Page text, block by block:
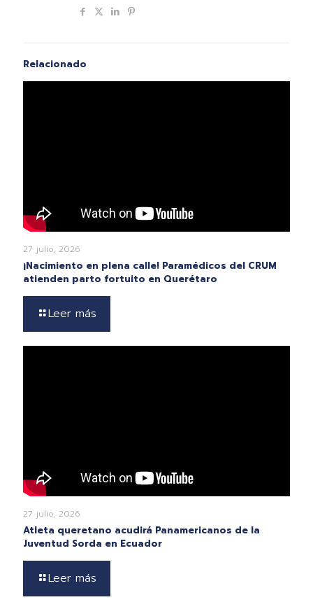
Relacionado
27 julio, 2026
¡Nacimiento en plena calle! Paramédicos del CRUM
atienden parto fortuito en Querétaro
Leer más
27 julio, 2026
Atleta queretano acudirá Panamericanos de la
Juventud Sorda en Ecuador
Leer más